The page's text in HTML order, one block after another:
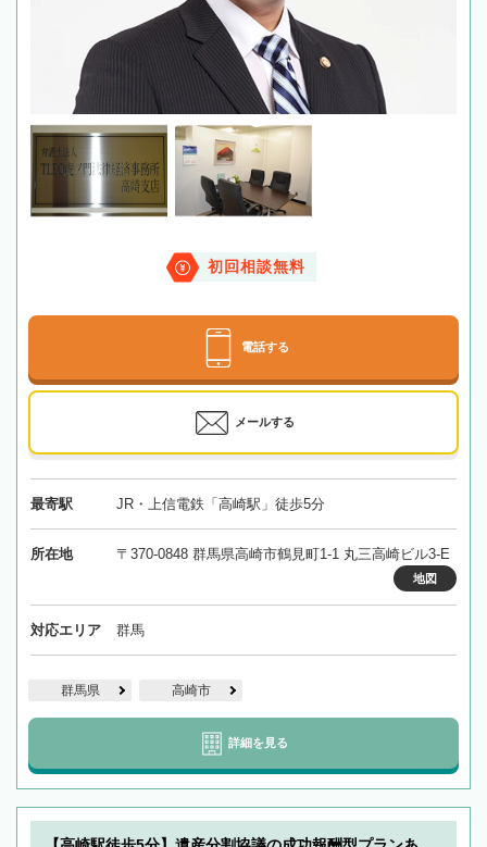
初回相談無料
電話する
メールする
最寄駅 JR・上信電鉄「高崎駅」徒歩5分
所在地 〒370-0848 群馬県高崎市鶴見町1-1 丸三高崎ビル3-E
地図
対応エリア 群馬
群馬県 高崎市
詳細を見る